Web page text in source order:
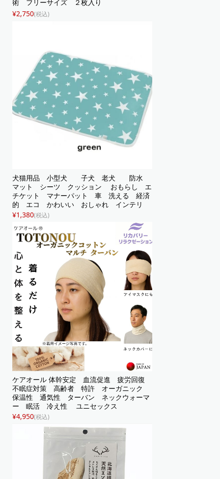
術 フリーサイズ ２枚入り
¥2,750(税込)
犬猫用品 小型犬 子犬 老犬 防水
マット シーツ クッション おもらし エ
チケット マナーパット 車 洗える 経済
的 エコ かわいい おしゃれ インテリ
ア 星柄 プリント グレー
¥1,380(税込)
ケアオール 体幹安定 血流促進 疲労回復
不眠症対策 高齢者 特許 オーガニック
保温性 通気性 ターバン ネックウォーマ
ー 眠活 冷え性 ユニセックス
¥4,950(税込)